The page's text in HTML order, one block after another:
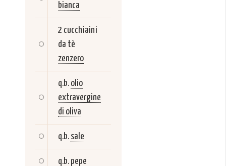
bianca
2 cucchiaini
da tè
zenzero
q.b. olio
extravergine
di oliva
q.b. sale
q.b. pepe